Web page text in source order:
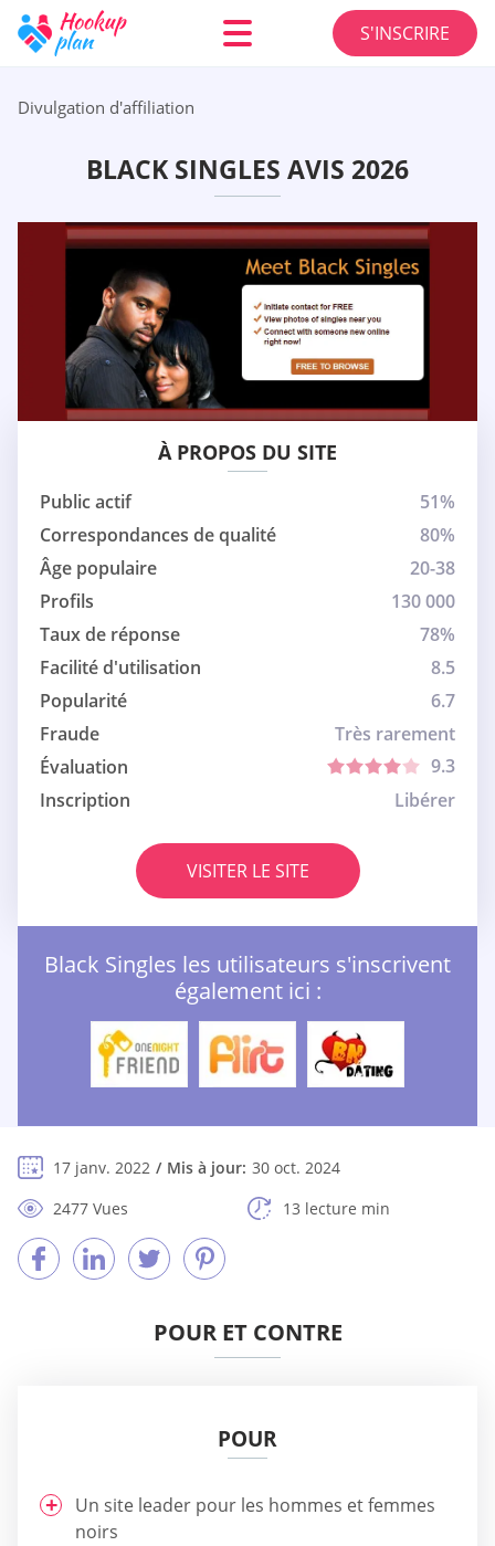
S'INSCRIRE
Divulgation d'affiliation
BLACK SINGLES AVIS 2026
À PROPOS DU SITE
Public actif
51%
Correspondances de qualité
80%
Âge populaire
20-38
Profils
130 000
Taux de réponse
78%
Facilité d'utilisation
8.5
Popularité
6.7
Fraude
Très rarement
Évaluation
9.3
Inscription
Libérer
VISITER LE SITE
Black Singles les utilisateurs s'inscrivent
également ici :
17 janv. 2022 Mis à jour: 30 oct. 2024
2477 Vues
13 lecture min
POUR ET CONTRE
POUR
Un site leader pour les hommes et femmes
noirs